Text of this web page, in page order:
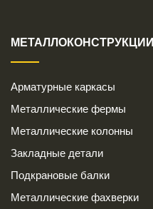
МЕТАЛЛОКОНСТРУКЦИИ
Арматурные каркасы
Металлические фермы
Металлические колонны
Закладные детали
Подкрановые балки
Металлические фахверки